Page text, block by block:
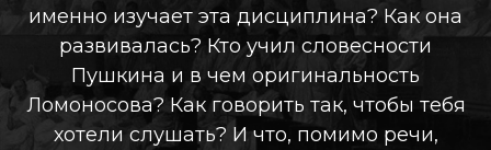
именно изучает эта дисциплина? Как она
развивалась? Кто учил словесности
Пушкина и в чем оригинальность
Ломоносова? Как говорить так, чтобы тебя
хотели слушать? И что, помимо речи,